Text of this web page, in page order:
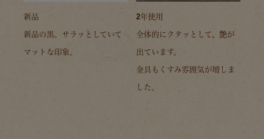
新品
新品の黒。サラッとしていて
マットな印象。
2年使用
全体的にクタッとして、艶が
出ています。
金具もくすみ雰囲気が増しま
した。